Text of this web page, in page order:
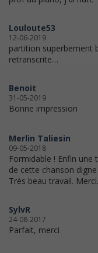
Louloute53
12-06-2019
partition superbement
retranscrite…
Benoit
31-05-2019
Bonne impression
Merlin Taliesin
09-05-2018
Formidable ! Enfin une
de cette chanson
Très beau travail. Merci.
SylvR
24-08-2017
Parfait, merci